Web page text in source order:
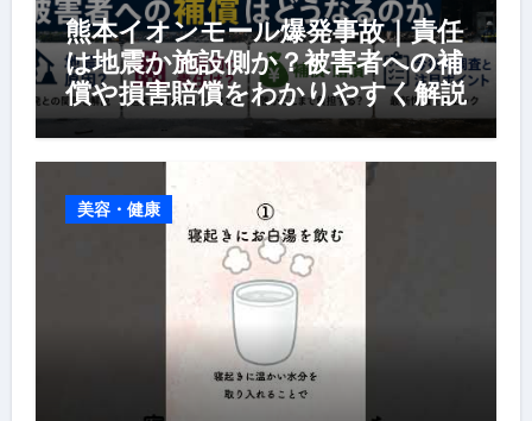
熊本イオンモール爆発事故｜責任
は地震か施設側か？被害者への補
償や損害賠償をわかりやすく解説
美容・健康